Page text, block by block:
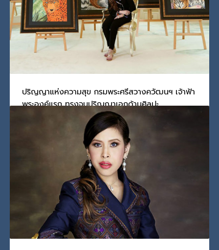
ประชาชนชาวไทยทั้งหลาย บัดนี้ถึงวาระจะขึ้นปีใหม่ ข้าพเจ้
PUBLISHED IN รัชกาลที่ 9
ปริญญาแห่งความสุข กรมพระศรีสวางควัฒนฯ เจ้าฟ้า
พระองค์แรก ทรงจบปริญญาเอกด้านศิลปะ
BY SCADMIN
“ลูกมีหน้าที่จะต้องเรียนหนังสือให้มีความรู้ เพื่อจะได้อ
กรมพระศรีสวางควัฒน,พระมหากษัตริย์และพระบรมวงศานุ
TAGGED UNDER:
กรมพระศรีสวางควัฒน
สมเด็จเจ้าฟ้าฯ กรมพระศรีสวางค
วัฒน วรขัตติยราชนารี,เจ้าฟ้านักวิทยาศาสตร์